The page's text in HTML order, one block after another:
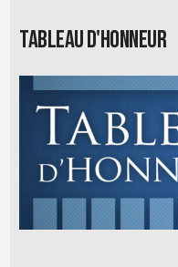
Tableau d'honneur